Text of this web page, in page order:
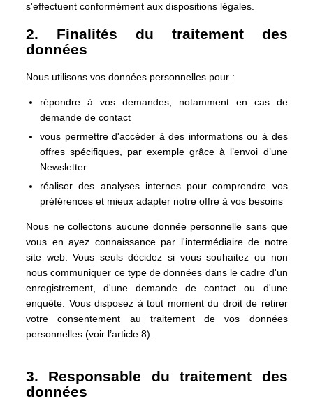
s'effectuent conformément aux dispositions légales.
2. Finalités du traitement des
données
Nous utilisons vos données personnelles pour :
répondre à vos demandes, notamment en cas de
demande de contact
vous permettre d'accéder à des informations ou à des
offres spécifiques, par exemple grâce à l’envoi d’une
Newsletter
réaliser des analyses internes pour comprendre vos
préférences et mieux adapter notre offre à vos besoins
Nous ne collectons aucune donnée personnelle sans que
vous en ayez connaissance par l'intermédiaire de notre
site web. Vous seuls décidez si vous souhaitez ou non
nous communiquer ce type de données dans le cadre d'un
enregistrement, d'une demande de contact ou d'une
enquête. Vous disposez à tout moment du droit de retirer
votre consentement au traitement de vos données
personnelles (voir l’article 8).
3. Responsable du traitement des
données